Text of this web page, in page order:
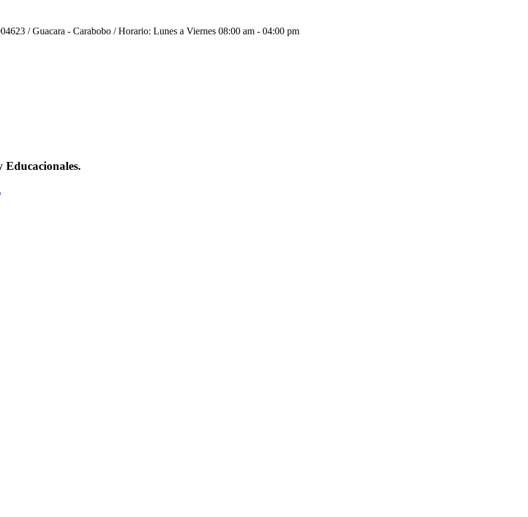
/ Guacara - Carabobo / Horario: Lunes a Viernes 08:00 am - 04:00 pm